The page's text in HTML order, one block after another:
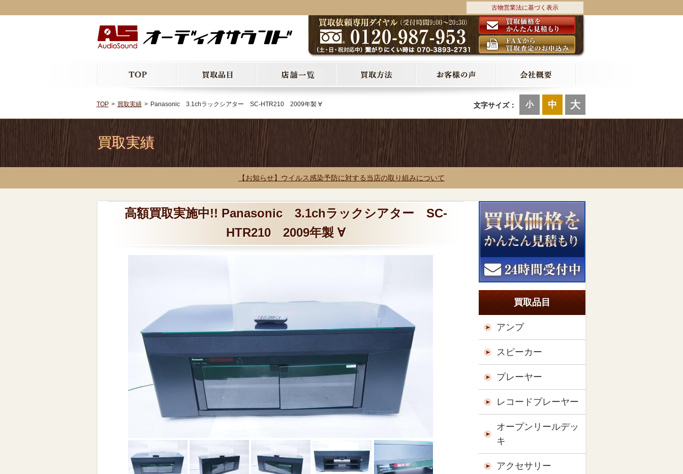
古物営業法に基づく表示
文字サイズ： 小 中 大
TOP 買取実績 Panasonic 3.1chラックシアター SC-HTR210 2009年製 ∀
買取実績
【お知らせ】ウイルス感染予防に対する当店の取り組みについて
高額買取実施中!! Panasonic 3.1chラックシアター SC-
HTR210 2009年製 ∀
買取品目
アンプ
スピーカー
プレーヤー
レコードプレーヤー
オープンリールデッ
キ
アクセサリー